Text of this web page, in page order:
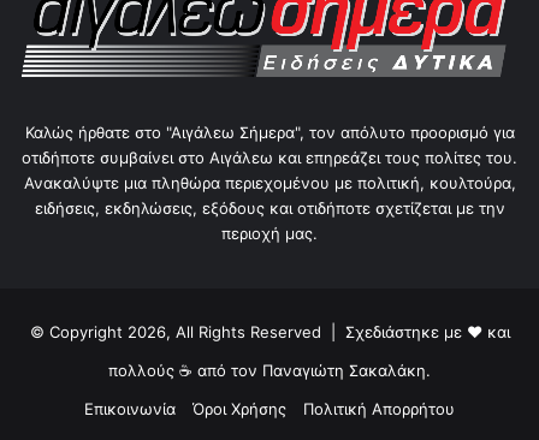
Καλώς ήρθατε στο "Αιγάλεω Σήμερα", τον απόλυτο προορισμό για
οτιδήποτε συμβαίνει στο Αιγάλεω και επηρεάζει τους πολίτες του.
Ανακαλύψτε μια πληθώρα περιεχομένου με πολιτική, κουλτούρα,
ειδήσεις, εκδηλώσεις, εξόδους και οτιδήποτε σχετίζεται με την
περιοχή μας.
© Copyright 2026, All Rights Reserved | Σχεδιάστηκε με ❤ και
πολλούς ☕ από τον Παναγιώτη Σακαλάκη.
Επικοινωνία
Όροι Χρήσης Πολιτική Απορρήτου